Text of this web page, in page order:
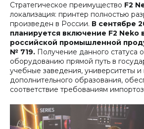
Стратегическое преимущество F2
локализация: принтер полностью
произведен в России. В сентябре
планируется включение F2 Neko
российской промышленной
№ 719. Получение данного статуса
оборудованию прямой путь в
учебные заведения, университеты и
дополнительного образования,
соответствие требованиям